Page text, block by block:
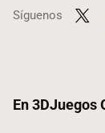
Síguenos
En 3DJuegos